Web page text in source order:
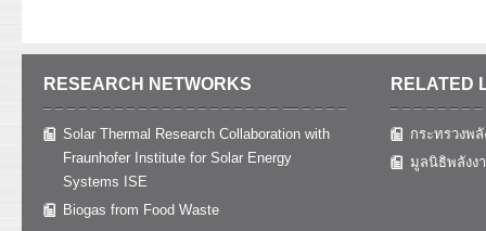
RESEARCH NETWORKS
Solar Thermal Research Collaboration with
Fraunhofer Institute for Solar Energy
Systems ISE
Biogas from Food Waste
RELATED
กระทรวงพลั
มูลนิธิพลังง